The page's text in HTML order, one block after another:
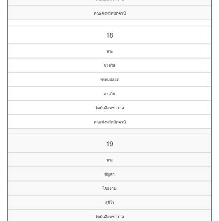
คณะจังหวัดปัตตานี
18
พระ
ชาคริส
พรหมปลอด
อาสโย
วัดบันลือคชาวาส
คณะจังหวัดปัตตานี
19
พระ
ชัญศา
ไชยงาม
สุชีโว
วัดบันลือคชาวาส